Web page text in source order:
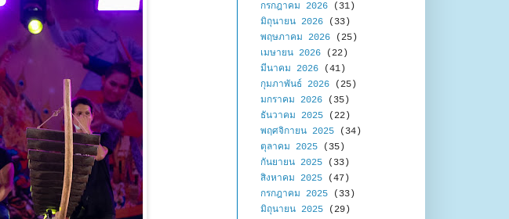
กรกฎาคม 2026 (31)
มิถุนายน 2026 (33)
พฤษภาคม 2026 (25)
เมษายน 2026 (22)
มีนาคม 2026 (41)
กุมภาพันธ์ 2026 (25)
มกราคม 2026 (35)
ธันวาคม 2025 (22)
พฤศจิกายน 2025 (34)
ตุลาคม 2025 (35)
กันยายน 2025 (33)
สิงหาคม 2025 (47)
กรกฎาคม 2025 (33)
มิถุนายน 2025 (29)